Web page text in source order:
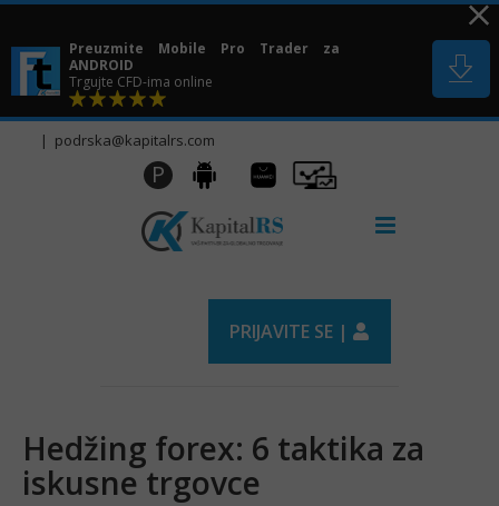
Skip
content Preuzmite Mobile Pro Trader za
ANDROID
Trgujte CFD-ima online
| podrska@kapitalrs.com
P Android
Huawei
AppGallery
Pro
Trader
PRIJAVITE SE |
Hedžing forex: 6 taktika za
iskusne trgovce